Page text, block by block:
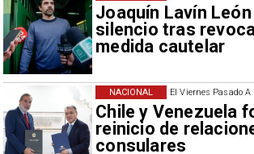
Joaquín Lavín
silencio tras
medida cautelar
El Viernes Pasado A
Chile y Venezuela
reinicio de
consulares
NACIONAL